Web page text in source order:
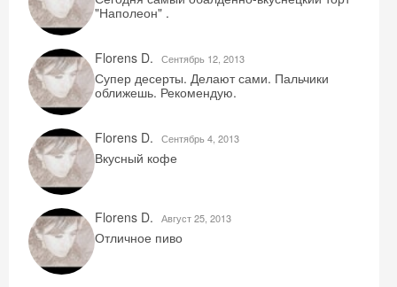
"Наполеон" .
Florens D. Сентябрь 12, 2013
Супер десерты. Делают сами. Пальчики
оближешь. Рекомендую.
Florens D. Сентябрь 4, 2013
Вкусный кофе
Florens D. Август 25, 2013
Отличное пиво
Скидка −5%
Хочешь дешевле? Оставь почту и получи